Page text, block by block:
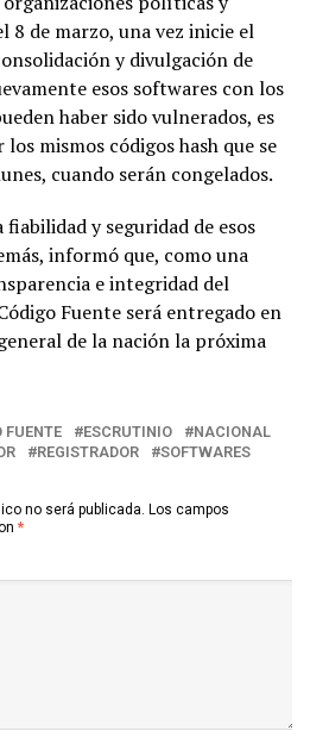
8 de marzo, una vez inicie el
y divulgación de
esos softwares con los
haber sido vulnerados, es
mismos códigos hash que se
cuando serán congelados.
y seguridad de esos
informó que, como una
e integridad del
Fuente será entregado en
de la nación la próxima
FUENTE ESCRUTINIO
NACIONAL
REGISTRADOR SOFTWARES
no será publicada. Los campos
*